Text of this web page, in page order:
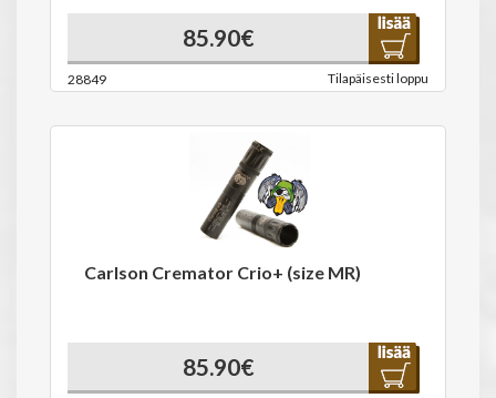
85.90€
28849 Tilapäisesti loppu
Carlson Cremator Crio+ (size MR)
85.90€